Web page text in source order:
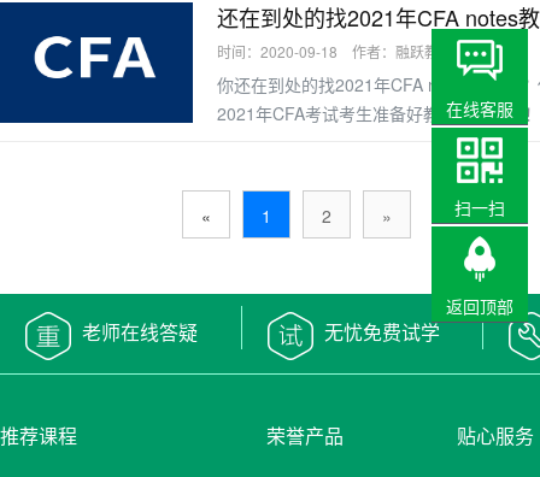
还在到处的找2021年CFA notes
时间：2020-09-18 作者：融跃教育CFA
你还在到处的找2021年CFA notes教材吗
2021年CFA考试考生准备好教材资料备考！
« 1 2 »
老师在线答疑 无忧免费试学
推荐课程 荣誉产品 贴心服务
在线客服
扫一扫
返回顶部